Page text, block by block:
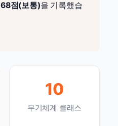
68점(보통)을 기록했습
10
무기체계 클래스